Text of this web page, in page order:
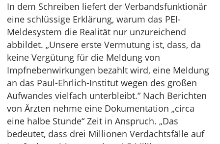
In dem Schreiben liefert der Verbandsfunktionär
eine schlüssige Erklärung, warum das PEI-
Meldesystem die Realität nur unzureichend
abbildet. „Unsere erste Vermutung ist, dass, da
keine Vergütung für die Meldung von
Impfnebenwirkungen bezahlt wird, eine Meldung
an das Paul-Ehrlich-Institut wegen des großen
Aufwandes vielfach unterbleibt.“ Nach Berichten
von Ärzten nehme eine Dokumentation „circa
eine halbe Stunde“ Zeit in Anspruch. „Das
bedeutet, dass drei Millionen Verdachtsfälle auf